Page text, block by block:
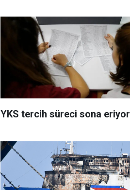
YKS tercih süreci sona eriyor